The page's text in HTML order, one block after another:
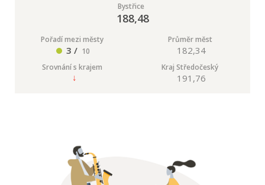
Bystřice
188,48
Pořadí mezi městy
3 / 10
Průměr měst
182,34
Srovnání s krajem Kraj Středočeský
191,76